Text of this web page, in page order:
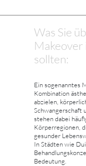
Was Sie
Makeover
sollten:
Ein sogenanntes
Kombination
abzielen,
Schwangerschaft
stehen dabei
Körperregionen,
gesunder
In Städten wie
Bedeutung.